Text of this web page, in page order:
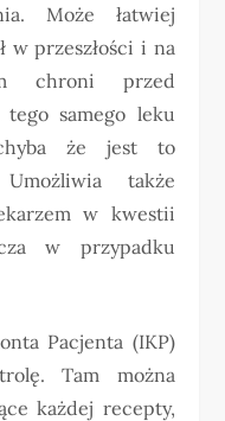
Może łatwiej
w przeszłości i na
chroni przed
samego leku
że jest to
także
w kwestii
w przypadku
Pacjenta (IKP)
Tam można
każdej recepty,